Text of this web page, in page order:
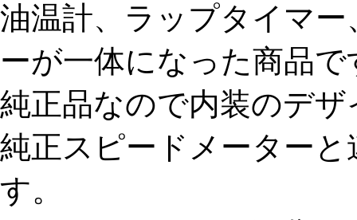
油温計、ラップタイマ
ーが一体になった商品で
純正品なので内装のデ
純正スピードメーター
す。